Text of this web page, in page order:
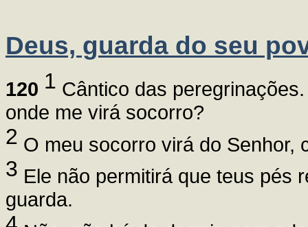
Deus, guarda do seu
120 1 Cântico das
onde me virá socorro?
2 O meu socorro virá do Senhor,
3 Ele não permitirá que teus pés
guarda.